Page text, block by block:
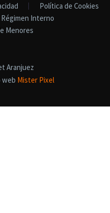
Política de Cookies
Régimen Interno
Menores
Aranjuez
web Mister Pixel